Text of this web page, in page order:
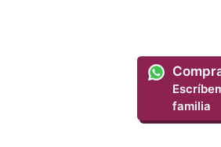
familia